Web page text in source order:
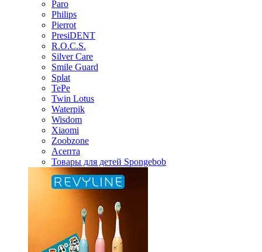
Paro
Philips
Pierrot
PresiDENT
R.O.C.S.
Silver Care
Smile Guard
Splat
TePe
Twin Lotus
Waterpik
Wisdom
Xiaomi
Zoobzone
Асепта
Товары для детей Spongebob